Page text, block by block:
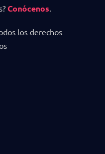
Conócenos
los derechos